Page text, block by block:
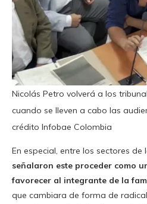
Nicolás Petro volverá a los
cuando se lleven a cabo las
crédito Infobae Colombia
En especial, entre los sectores de
señalaron este proceder como
favorecer al integrante de la
que cambiara de forma de